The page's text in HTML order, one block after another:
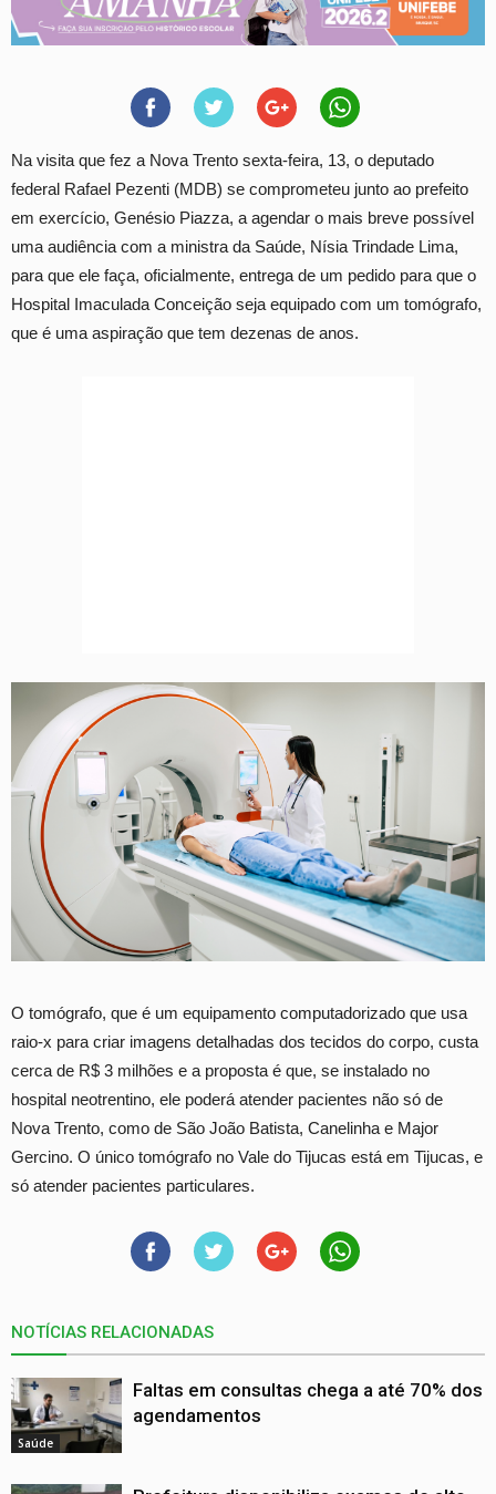
Na visita que fez a Nova Trento sexta-feira, 13, o deputado
federal Rafael Pezenti (MDB) se comprometeu junto ao prefeito
em exercício, Genésio Piazza, a agendar o mais breve possível
uma audiência com a ministra da Saúde, Nísia Trindade Lima,
para que ele faça, oficialmente, entrega de um pedido para que o
Hospital Imaculada Conceição seja equipado com um tomógrafo,
que é uma aspiração que tem dezenas de anos.
O tomógrafo, que é um equipamento computadorizado que usa
raio-x para criar imagens detalhadas dos tecidos do corpo, custa
cerca de R$ 3 milhões e a proposta é que, se instalado no
hospital neotrentino, ele poderá atender pacientes não só de
Nova Trento, como de São João Batista, Canelinha e Major
Gercino. O único tomógrafo no Vale do Tijucas está em Tijucas, e
só atender pacientes particulares.
NOTÍCIAS RELACIONADAS
Saúde
Faltas em consultas chega a até 70% dos
agendamentos